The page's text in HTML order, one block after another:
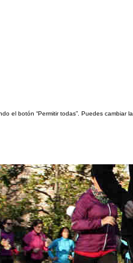
el botón “Permitir todas”. Puedes cambiar la